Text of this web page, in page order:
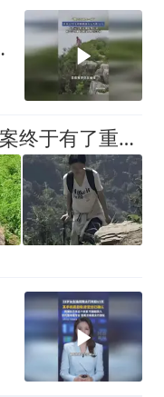
刑警介入，南太行山失踪案终于有了重大突破！ 同学提供新线索